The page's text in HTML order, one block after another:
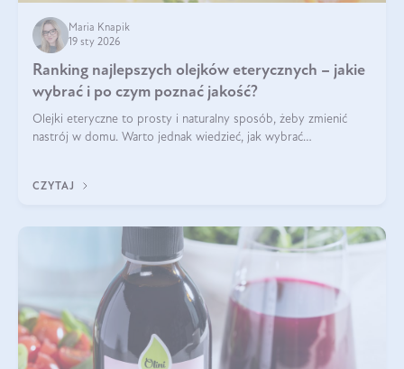
Maria Knapik
19 sty 2026
Ranking najlepszych olejków eterycznych – jakie
wybrać i po czym poznać jakość?
Olejki eteryczne to prosty i naturalny sposób, żeby zmienić
nastrój w domu. Warto jednak wiedzieć, jak wybrać
kryteria wyboru!
CZYTAJ